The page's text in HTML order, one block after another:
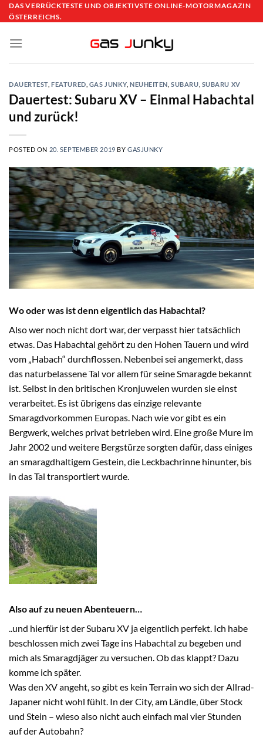
Skip
to
DAS VERRÜCKTESTE UND OBJEKTIVSTE ONLINE-MOTORMAGAZIN
ÖSTERREICHS.
DAUERTEST ,FEATURED GAS JUNKY, NEUHEITEN ,SUBARU SUBARU XV
Dauertest: Subaru XV – Einmal Habachtal
und zurück!
POSTED ON 20. SEPTEMBER 2019 BY GASJUNKY
Wo oder was ist denn eigentlich das Habachtal?
Also wer noch nicht dort war, der verpasst hier tatsächlich
etwas. Das Habachtal gehört zu den Hohen Tauern und wird
vom „Habach“ durchflossen. Nebenbei sei angemerkt, dass
das naturbelassene Tal vor allem für seine Smaragde bekannt
ist. Selbst in den britischen Kronjuwelen wurden sie einst
verarbeitet. Es ist übrigens das einzige relevante
Smaragdvorkommen Europas. Nach wie vor gibt es ein
Bergwerk, welches privat betrieben wird. Eine große Mure im
Jahr 2002 und weitere Bergstürze sorgten dafür, dass einiges
an smaragdhaltigem Gestein, die Leckbachrinne hinunter, bis
in das Tal transportiert wurde.
Also auf zu neuen Abenteuern…
..und hierfür ist der Subaru XV ja eigentlich perfekt. Ich habe
beschlossen mich zwei Tage ins Habachtal zu begeben und
mich als Smaragdjäger zu versuchen. Ob das klappt? Dazu
komme ich später.
Was den XV angeht, so gibt es kein Terrain wo sich der Allrad-
Japaner nicht wohl fühlt. In der City, am Ländle, über Stock
und Stein – wieso also nicht auch einfach mal vier Stunden
auf der Autobahn?